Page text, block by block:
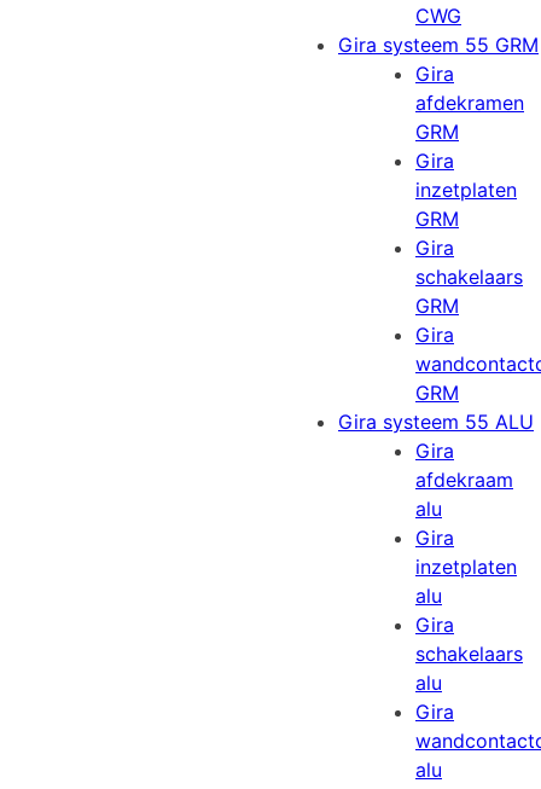
CWG
Gira systeem 55 GRM
Gira
afdekramen
GRM
Gira
inzetplaten
GRM
Gira
schakelaars
GRM
Gira
GRM
Gira systeem 55 ALU
Gira
afdekraam
alu
Gira
inzetplaten
alu
Gira
schakelaars
alu
Gira
alu